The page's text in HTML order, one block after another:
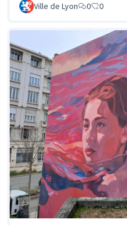
Ville de Lyon 0 0